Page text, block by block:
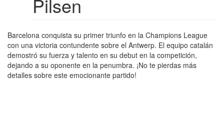
Pilsen
Barcelona conquista su primer triunfo en la Champions League
con una victoria contundente sobre el Antwerp. El equipo catalán
demostró su fuerza y talento en su debut en la competición,
dejando a su oponente en la penumbra. ¡No te pierdas más
detalles sobre este emocionante partido!